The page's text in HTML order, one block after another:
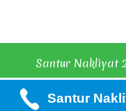
Santur Nakliyat
Santur